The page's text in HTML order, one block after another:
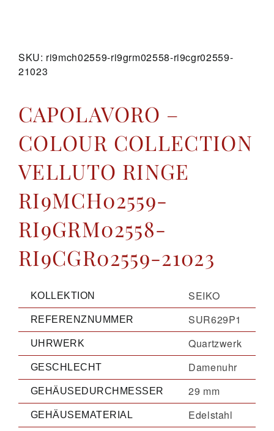
SKU: ri9mch02559-ri9grm02558-ri9cgr02559-
21023
CAPOLAVORO –
COLOUR COLLECTION
VELLUTO RINGE
RI9MCH02559-
RI9GRM02558-
RI9CGR02559-21023
KOLLEKTION SEIKO
REFERENZNUMMER SUR629P1
UHRWERK Quartzwerk
GESCHLECHT Damenuhr
GEHÄUSEDURCHMESSER 29 mm
GEHÄUSEMATERIAL Edelstahl